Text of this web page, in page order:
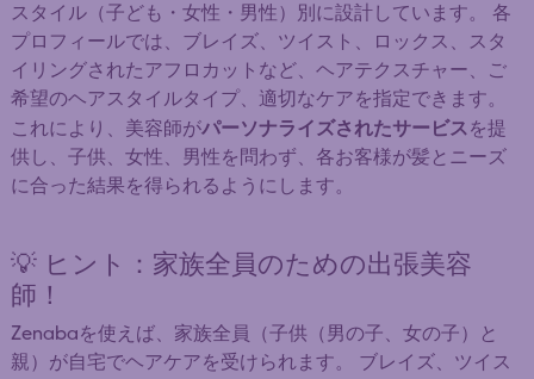
スタイル（子ども・女性・男性）別に設計しています。 各
プロフィールでは、ブレイズ、ツイスト、ロックス、スタ
イリングされたアフロカットなど、ヘアテクスチャー、ご
希望のヘアスタイルタイプ、適切なケアを指定できます。
これにより、美容師がパーソナライズされたサービスを提
供し、子供、女性、男性を問わず、各お客様が髪とニーズ
に合った結果を得られるようにします。
💡 ヒント：家族全員のための出張美容
師！
Zenabaを使えば、家族全員（子供（男の子、女の子）と
親）が自宅でヘアケアを受けられます。 ブレイズ、ツイス